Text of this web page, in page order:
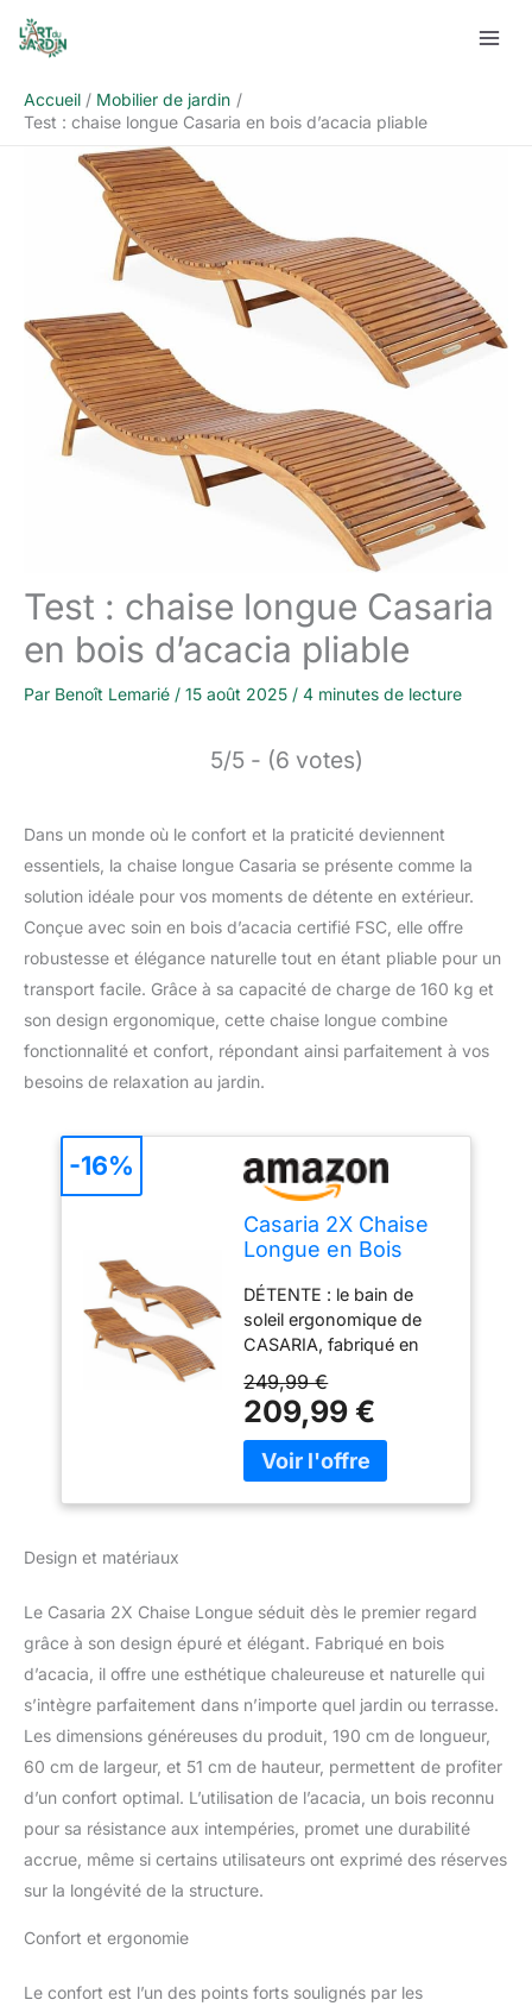
Aller
Accueil
Mobilier de jardin
Test : chaise longue Casaria en bois d’acacia pliable
Test : chaise longue Casaria
en bois d’acacia pliable
Par Benoît Lemarié / 15 août 2025 / 4 minutes de lecture
5/5 - (6 votes)
Dans un monde où le confort et la praticité deviennent
essentiels, la chaise longue Casaria se présente comme la
solution idéale pour vos moments de détente en extérieur.
Conçue avec soin en bois d’acacia certifié FSC, elle offre
robustesse et élégance naturelle tout en étant pliable pour un
transport facile. Grâce à sa capacité de charge de 160 kg et
son design ergonomique, cette chaise longue combine
fonctionnalité et confort, répondant ainsi parfaitement à vos
besoins de relaxation au jardin.
Casaria 2X Chaise
Longue en Bois
160kg Poignée
Transport Chaise
Longue Jardin
Ergonomique
Chaise Bois
Fonction Valise
Certifié FSC
DÉTENTE : le bain de
soleil ergonomique de
CASARIA, fabriqué en
et résistant aux
intempéries, vous permet
de vous détendre au
plus haut niveau.
chaise longue en bois
attire l'attention sur votre
balcon, votre terrasse ou
votre jardin. Lorsqu'elle
n'est pas utilisée, elle se
replie pour gagner de la
place et peut être
transportée et rangée
facilement grâce aux
poignées de transport en
métal, comme une valise.
MATÉRIAU ROBUSTE : la
également comme
249,99 €
209,99 €
-16%
Design et matériaux
Le Casaria 2X Chaise Longue séduit dès le premier regard
grâce à son design épuré et élégant. Fabriqué en bois
d’acacia, il offre une esthétique chaleureuse et naturelle qui
s’intègre parfaitement dans n’importe quel jardin ou terrasse.
Les dimensions généreuses du produit, 190 cm de longueur,
60 cm de largeur, et 51 cm de hauteur, permettent de profiter
d’un confort optimal. L’utilisation de l’acacia, un bois reconnu
pour sa résistance aux intempéries, promet une durabilité
accrue, même si certains utilisateurs ont exprimé des réserves
sur la longévité de la structure.
Confort et ergonomie
Le confort est l’un des points forts soulignés par les
Rechercher